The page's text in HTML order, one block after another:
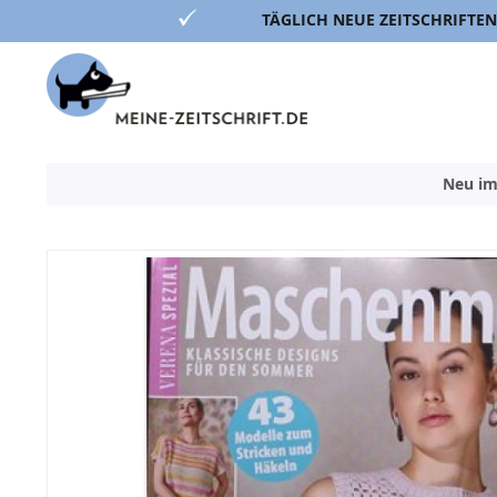
TÄGLICH NEUE ZEITSCHRIFTEN
Inhalt
Neu